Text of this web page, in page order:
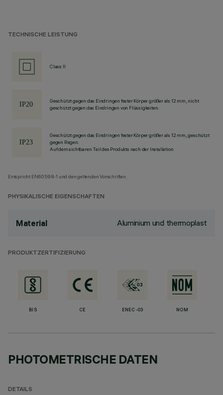
TECHNISCHE LEISTUNG
Class II
Geschützt gegen das Eindringen fester Körper größer als 12 mm, nicht
geschützt gegen das Eindringen von Flüssigkeiten.
Geschützt gegen das Eindringen fester Körper größer als 12 mm, geschützt
gegen Regen.
Auf dem sichtbaren Teil des Produkts nach der Installation
Entspricht EN60598-1 und den geltenden Vorschriften.
PHYSIKALISCHE EIGENSCHAFTEN
Material Aluminium und thermoplast
PRODUKTZERTIFIZIERUNG
BIS CE ENEC-03 NOM
PHOTOMETRISCHE DATEN
DETAILS